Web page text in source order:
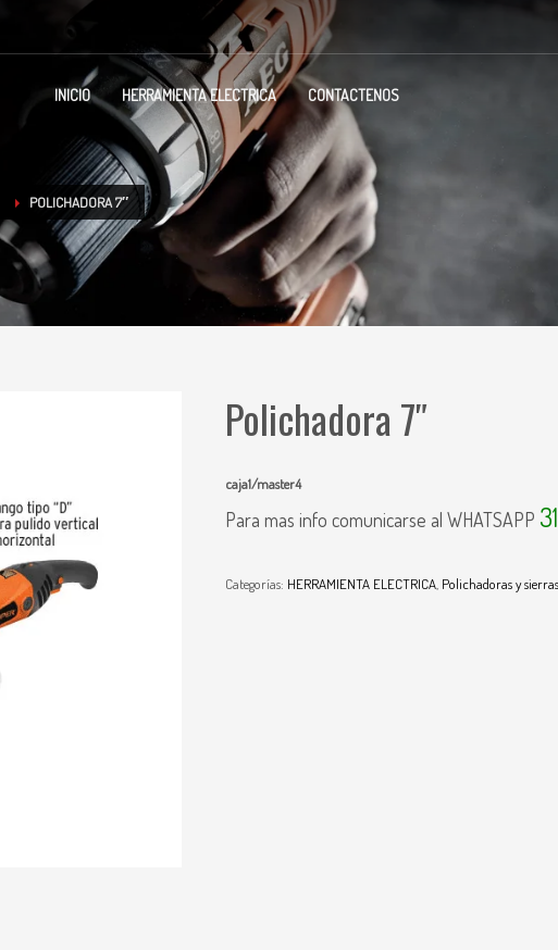
INICIO HERRAMIENTA ELECTRICA CONTACTENOS
POLICHADORA 7″
Polichadora 7″
caja1/master4
Para mas info comunicarse al WHATSAPP
Categorías: HERRAMIENTA ELECTRICA, Polichadoras y